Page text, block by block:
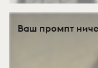
Ваш промпт